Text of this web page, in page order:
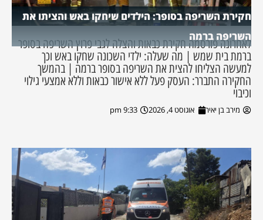
חקירת השריפה בסופר: הילדים שיחקו באש והציתו את
השריפה ברמה
לאחרונה פורסמה חקירת כבאות והצלה לגבי פרוץ השריפה בסופר
ברמת בית שמש | מה שעלה: ילדי השכונה שחקו באש וכך
למעשה הצליחו להצית את השריפה בסופר ברמה | בהמשך
החקירה התברר: העסק פעל ללא אישור כבאות וללא אמצעי גילוי
וכיבוי
מירב בן יאיר אוגוסט 4, 2026 9:33 pm